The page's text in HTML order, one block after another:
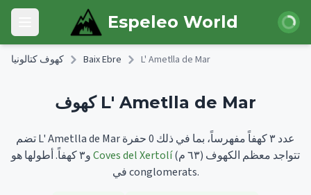
Skip to main content
Open main menu Espeleo World الدخول
كهوف كتالونيا Baix Ebre L' Ametlla de Mar
كهوف L' Ametlla de Mar
تضم L' Ametlla de Mar عدد ٣ كهفاً مفهرساً، بما في ذلك 0 حفرة
و٣ كهفاً.Coves del Xertolí (٦٣ م) تتواجد معظم الكهوف
في conglomerats.